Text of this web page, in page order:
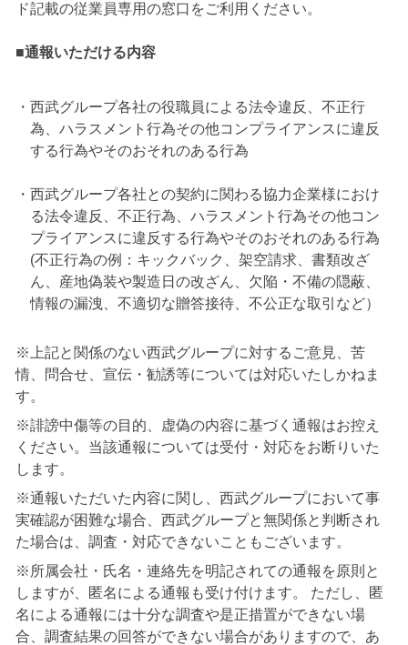
ド記載の従業員専用の窓口をご利用ください。
■通報いただける内容
西武グループ各社の役職員による法令違反、不正行
為、ハラスメント行為その他コンプライアンスに違反
する行為やそのおそれのある行為
西武グループ各社との契約に関わる協力企業様におけ
る法令違反、不正行為、ハラスメント行為その他コン
プライアンスに違反する行為やそのおそれのある行為
(不正行為の例：キックバック、架空請求、書類改ざ
ん、産地偽装や製造日の改ざん、欠陥・不備の隠蔽、
情報の漏洩、不適切な贈答接待、不公正な取引など）
※上記と関係のない西武グループに対するご意見、苦
情、問合せ、宣伝・勧誘等については対応いたしかねま
す。
※誹謗中傷等の目的、虚偽の内容に基づく通報はお控え
ください。当該通報については受付・対応をお断りいた
します。
※通報いただいた内容に関し、西武グループにおいて事
実確認が困難な場合、西武グループと無関係と判断され
た場合は、調査・対応できないこともございます。
※所属会社・氏名・連絡先を明記されての通報を原則と
しますが、匿名による通報も受け付けます。 ただし、匿
名による通報には十分な調査や是正措置ができない場
合、調査結果の回答ができない場合がありますので、あ